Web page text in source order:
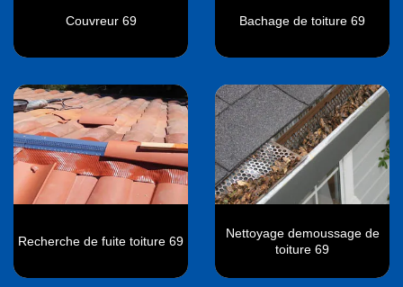
Couvreur 69 Bachage de toiture 69
Recherche de fuite toiture 69
Nettoyage demoussage de
toiture 69